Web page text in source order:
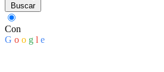
Buscar
Con
G o o g l e